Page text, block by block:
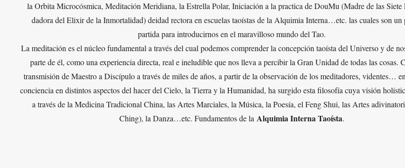
la Orbita Microcósmica, Meditación Meridiana, la Estrella Polar, Iniciación a la practica de DouMu (Madre de las Siete
dadora del Elixir de la Inmortalidad) deidad rectora en escuelas taoístas de la Alquimia Interna…etc. las cuales son un
partida para introducirnos en el maravilloso mundo del Tao.
La meditación es el núcleo fundamental a través del cual podemos comprender la concepción taoísta del Universo y de
parte de él, como una experiencia directa, real e ineludible que nos lleva a percibir la Gran Unidad de todas las cosas.
transmisión de Maestro a Discípulo a través de miles de años, a partir de la observación de los meditadores, videntes…
conciencia en distintos aspectos del hacer del Cielo, la Tierra y la Humanidad, ha surgido esta filosofía cuya visión
a través de la Medicina Tradicional China, las Artes Marciales, la Música, la Poesía, el Feng Shui, las Artes
Ching), la Danza…etc. Fundamentos de la Alquimia Interna Taoísta.